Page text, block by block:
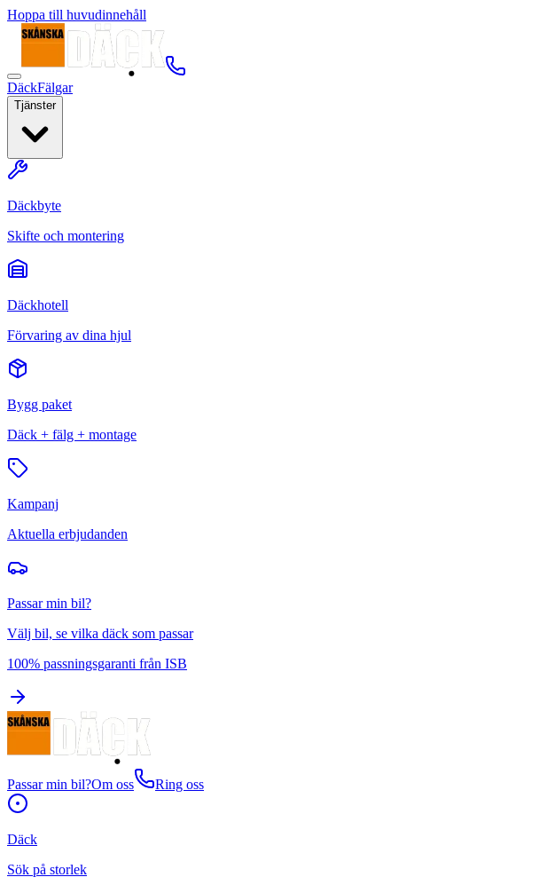
Hoppa till huvudinnehåll
DäckFälgar
Tjänster
Däckbyte
Skifte och montering
Däckhotell
Förvaring av dina hjul
Bygg paket
Däck + fälg + montage
Kampanj
Aktuella erbjudanden
Passar min bil?
Välj bil, se vilka däck som passar
100% passningsgaranti från ISB
Passar min bil?Om oss Ring oss
Däck
Sök på storlek